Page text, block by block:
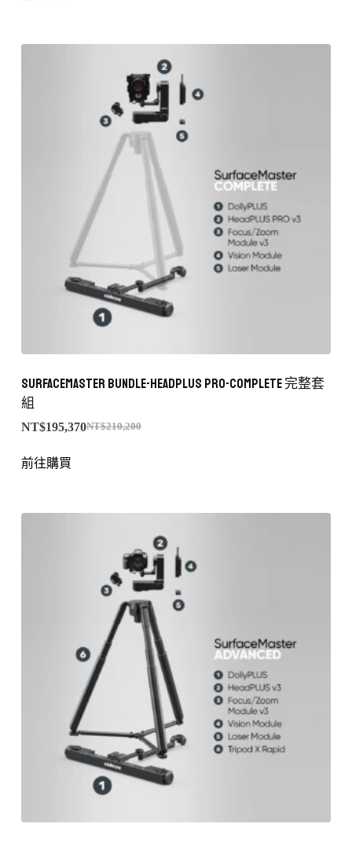
SurfaceMaster Bundle-HeadPLUS PRO-Complete 完整套
組
NT$210,200
NT$195,370
前往購買